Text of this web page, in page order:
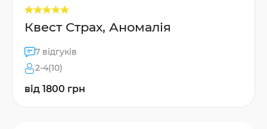
Квест Страх, Аномалія
7 відгуків
2-4(10)
від 1800 грн